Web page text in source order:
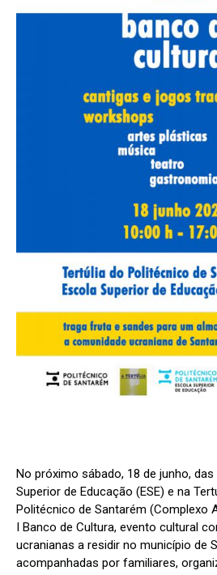
No próximo sábado, 18 de junho,
Superior de Educação (ESE) e na
Politécnico de Santarém (Complexo
I Banco de Cultura, evento cultural
ucranianas a residir no município de
acompanhadas por familiares,